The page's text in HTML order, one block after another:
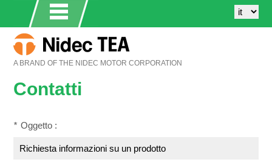
A BRAND OF THE NIDEC MOTOR CORPORATION
Contatti
* Oggetto :